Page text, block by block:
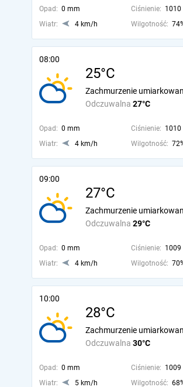
Opad: 0 mm Ciśnienie: 1010
Wiatr:
4 km/h Wilgotność:
08:00
25°C
Odczuwalna 27°C
Zachmurzenie
Opad: 0 mm Ciśnienie: 1010
Wiatr:
4 km/h Wilgotność:
09:00
27°C
Odczuwalna 29°C
Zachmurzenie
Opad: 0 mm Ciśnienie: 1009
Wiatr:
4 km/h Wilgotność:
10:00
28°C
Odczuwalna 30°C
Zachmurzenie
Opad: 0 mm Ciśnienie: 1009
Wiatr:
5 km/h Wilgotność: